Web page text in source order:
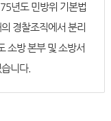
년도 민방위 기본법
경찰조직에서 분리
소방 본부 및 소방서
니다.